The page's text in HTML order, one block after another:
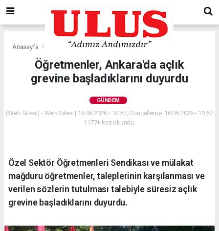
Anasayfa Gündem
Öğretmenler, Ankara'da açlık
grevine başladıklarını duyurdu
GÜNDEM
(Web Sitesi) - Web Sitesi | 16.06.2026 - 10:57, Güncelleme: 16.06.2026 - 10:57
1177+ kez okundu.
Özel Sektör Öğretmenleri Sendikası ve mülakat
mağduru öğretmenler, taleplerinin karşılanması ve
verilen sözlerin tutulması talebiyle süresiz açlık
grevine başladıklarını duyurdu.